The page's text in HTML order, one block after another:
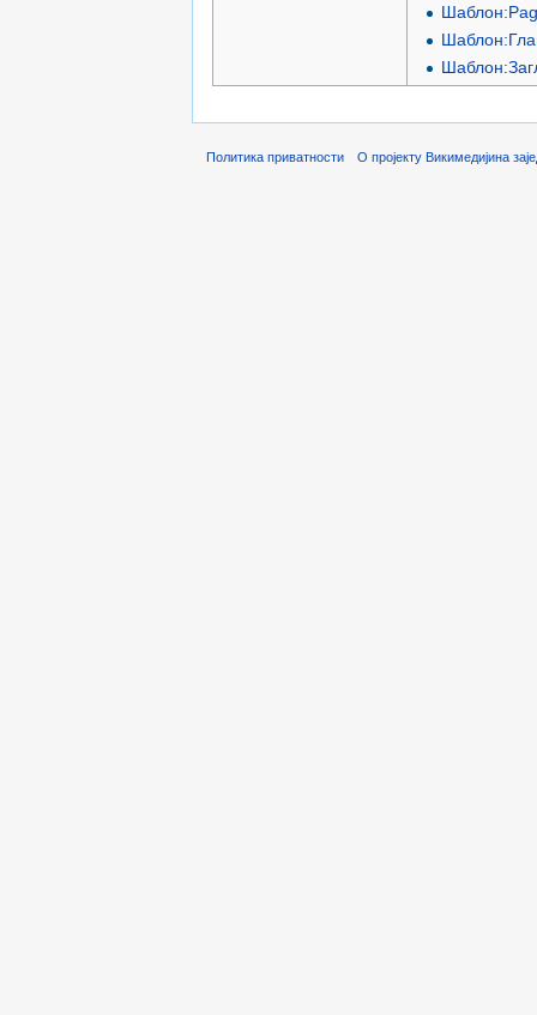
Политика приватности О пројекту Викимедијина